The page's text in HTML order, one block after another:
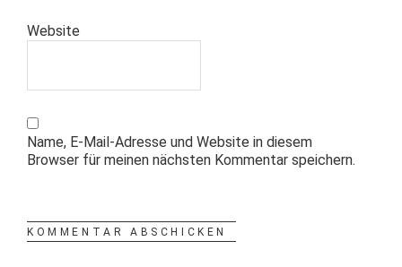
Website
Name, E-Mail-Adresse und Website in diesem
Browser für meinen nächsten Kommentar speichern.